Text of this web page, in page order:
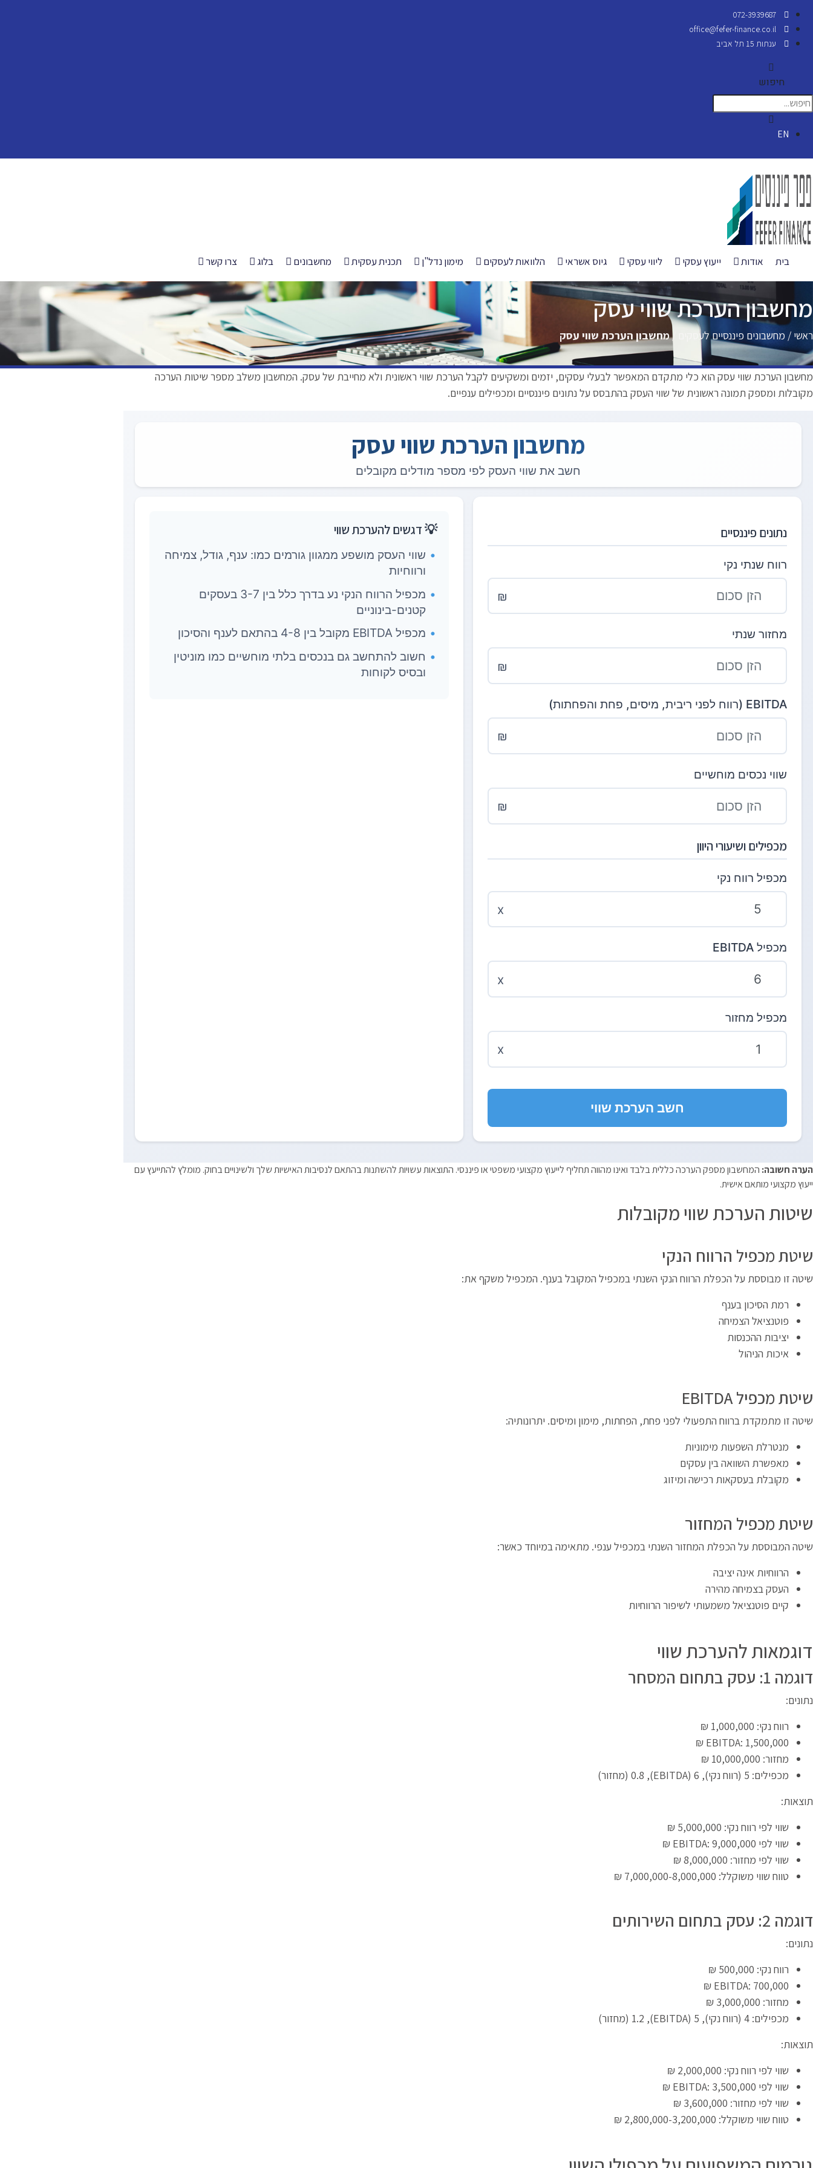
072-3939687
office@fefer-finance.co.il
ענתות 15 תל אביב
חיפוש
EN
בית אודות ייעוץ עסקי ליווי עסקי גיוס אשראי הלוואות לעסקים מימון נדל"ן תכנית עסקית מחשבונים בלוג צרו קשר
מחשבון הערכת שווי עסק
ראשי / מחשבונים פיננסיים לעסקים /מחשבון הערכת שווי עסק
מחשבון הערכת שווי עסק הוא כלי מתקדם המאפשר לבעלי עסקים, יזמים ומשקיעים לקבל הערכת שווי ראשונית ולא מחייבת של עסק. המחשבון משלב מספר שיטות הערכה
מקובלות ומספק תמונה ראשונית של שווי העסק בהתבסס על נתונים פיננסיים ומכפילים ענפיים.
מחשבון הערכת שווי עסק
חשב את שווי העסק לפי מספר מודלים מקובלים
נתונים פיננסיים
רווח שנתי נקי
₪
מחזור שנתי
₪
EBITDA (רווח לפני ריבית, מיסים, פחת והפחתות)
₪
שווי נכסים מוחשיים
₪
מכפילים ושיעורי היוון
מכפיל רווח נקי
x
מכפיל EBITDA
x
מכפיל מחזור
x
חשב הערכת שווי
💡 דגשים להערכת שווי
שווי העסק מושפע ממגוון גורמים כמו: ענף, גודל, צמיחה
ורווחיות
מכפיל הרווח הנקי נע בדרך כלל בין 3-7 בעסקים
קטנים-בינוניים
מכפיל EBITDA מקובל בין 4-8 בהתאם לענף והסיכון
חשוב להתחשב גם בנכסים בלתי מוחשיים כמו מוניטין
ובסיס לקוחות
הערה חשובה: המחשבון מספק הערכה כללית בלבד ואינו מהווה תחליף לייעוץ מקצועי משפטי או פיננסי. התוצאות עשויות להשתנות בהתאם לנסיבות האישיות שלך ולשינויים בחוק. מומלץ להתייעץ עם
ייעוץ מקצועי מותאם אישית.
שיטות הערכת שווי מקובלות
שיטת מכפיל הרווח הנקי
שיטה זו מבוססת על הכפלת הרווח הנקי השנתי במכפיל המקובל בענף. המכפיל משקף את:
רמת הסיכון בענף
פוטנציאל הצמיחה
יציבות ההכנסות
איכות הניהול
שיטת מכפיל EBITDA
שיטה זו מתמקדת ברווח התפעולי לפני פחת, הפחתות, מימון ומיסים. יתרונותיה:
מנטרלת השפעות מימוניות
מאפשרת השוואה בין עסקים
מקובלת בעסקאות רכישה ומיזוג
שיטת מכפיל המחזור
שיטה המבוססת על הכפלת המחזור השנתי במכפיל ענפי. מתאימה במיוחד כאשר:
הרווחיות אינה יציבה
העסק בצמיחה מהירה
קיים פוטנציאל משמעותי לשיפור הרווחיות
דוגמאות להערכת שווי
דוגמה 1: עסק בתחום המסחר
נתונים:
רווח נקי: 1,000,000 ₪
EBITDA: 1,500,000 ₪
מחזור: 10,000,000 ₪
מכפילים: 5 (רווח נקי), 6 (EBITDA), 0.8 (מחזור)
תוצאות:
שווי לפי רווח נקי: 5,000,000 ₪
שווי לפי EBITDA: 9,000,000 ₪
שווי לפי מחזור: 8,000,000 ₪
טווח שווי משוקלל: 7,000,000-8,000,000 ₪
דוגמה 2: עסק בתחום השירותים
נתונים:
רווח נקי: 500,000 ₪
EBITDA: 700,000 ₪
מחזור: 3,000,000 ₪
מכפילים: 4 (רווח נקי), 5 (EBITDA), 1.2 (מחזור)
תוצאות:
שווי לפי רווח נקי: 2,000,000 ₪
שווי לפי EBITDA: 3,500,000 ₪
שווי לפי מחזור: 3,600,000 ₪
טווח שווי משוקלל: 2,800,000-3,200,000 ₪